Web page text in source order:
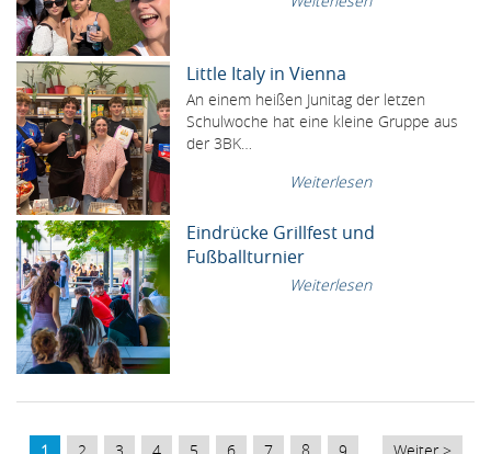
Little Italy in Vienna
An einem heißen Junitag der letzen
Schulwoche hat eine kleine Gruppe aus
der 3BK…
Weiterlesen
Eindrücke Grillfest und
Fußballturnier
Weiterlesen
SEITENNUMMERIERUNG